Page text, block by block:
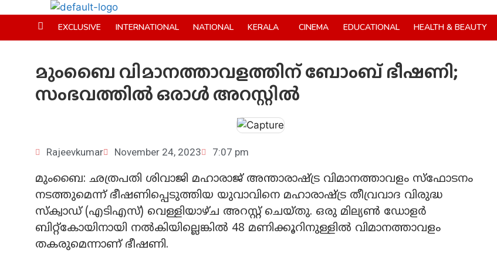
EXCLUSIVE INTERNATIONAL NATIONAL KERALA CINEMA EDUCATIONAL HEALTH & BEAUTY
മുംബൈ വിമാനത്താവളത്തിന് ബോംബ് ഭീഷണി;
സംഭവത്തില്‍ ഒരാള്‍ അറസ്റ്റില്‍
Rajeevkumar November 24, 2023 7:07 pm
മുംബൈ: ഛത്രപതി ശിവാജി മഹാരാജ് അന്താരാഷ്ട്ര വിമാനത്താവളം സ്ഫോടനം
നടത്തുമെന്ന് ഭീഷണിപ്പെടുത്തിയ യുവാവിനെ മഹാരാഷ്ട്ര തീവ്രവാദ വിരുദ്ധ
സ്‌ക്വാഡ് (എടിഎസ്) വെള്ളിയാഴ്ച അറസ്റ്റ് ചെയ്തു. ഒരു മില്യണ്‍ ഡോളര്‍
ബിറ്റ്‌കോയിനായി നല്‍കിയില്ലെങ്കില്‍ 48 മണിക്കൂറിനുള്ളില്‍ വിമാനത്താവളം
തകരുമെന്നാണ് ഭീഷണി.